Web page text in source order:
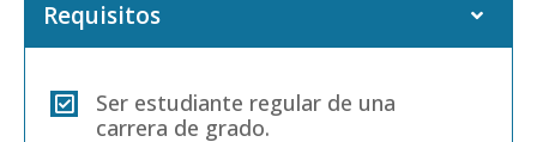
Requisitos
Ser estudiante regular de una
carrera de grado.